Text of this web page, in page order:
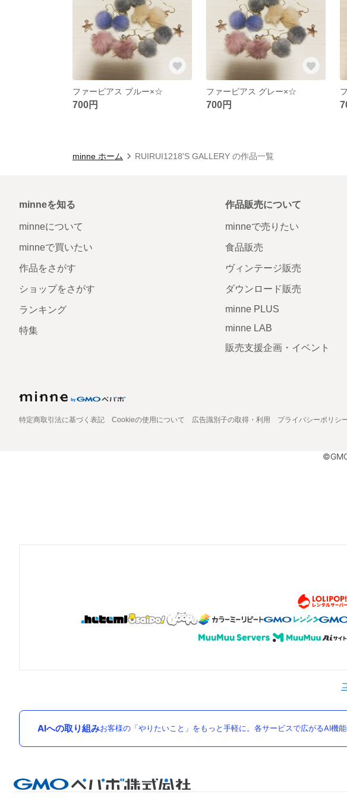
ファーピアス ブルー×☆
700円
ファーピアス グレー×☆
700円
minne ホーム RUIRUI1218'S GALLERY の作品一覧
minneを知る
minneについて
minneで買いたい
作品をさがす
ショップをさがす
ランキング
特集
作品販売について
minneで売りたい
食品販売
ヴィンテージ販売
ダウンロード販売
minne PLUS
minne LAB
販売支援企画・イベント
特定商取引法に基づく表記 Cookieの使用について 広告識別子の取得・利用 プライバシーポリシ
AIへの取り組みお客様の「やりたいこと」をもっと手軽に。各サービスで広がるAI機